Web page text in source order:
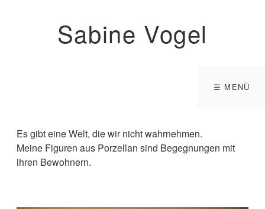
Sabine Vogel
☰ MENÜ
Es gibt eine Welt, die wir nicht wahrnehmen.
Meine Figuren aus Porzellan sind Begegnungen mit
ihren Bewohnern.